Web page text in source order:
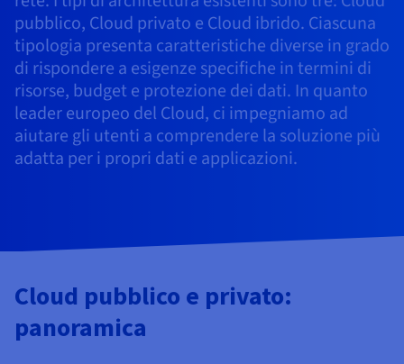
Tariffe
Disponibilità per Region
Documentazione
Roadmap & Changelog
Osservabilità
Roadmap & Changelog
Roadmap & Changelog
Roadmap & Changelog
Roadmap & Changelog
pubblico, Cloud privato e Cloud ibrido. Ciascuna
tipologia presenta caratteristiche diverse in grado
di rispondere a esigenze specifiche in termini di
risorse, budget e protezione dei dati. In quanto
leader europeo del Cloud, ci impegniamo ad
aiutare gli utenti a comprendere la soluzione più
adatta per i propri dati e applicazioni.
Cloud pubblico e privato:
panoramica